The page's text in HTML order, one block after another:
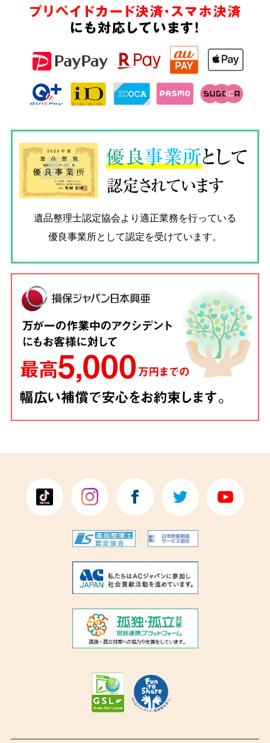
プリペイドカード決済・スマホ決済
にも対応しています!
優良事業所として
認定されています
遺品整理士認定協会より適正業務を行っている
優良事業所として認定を受けています。